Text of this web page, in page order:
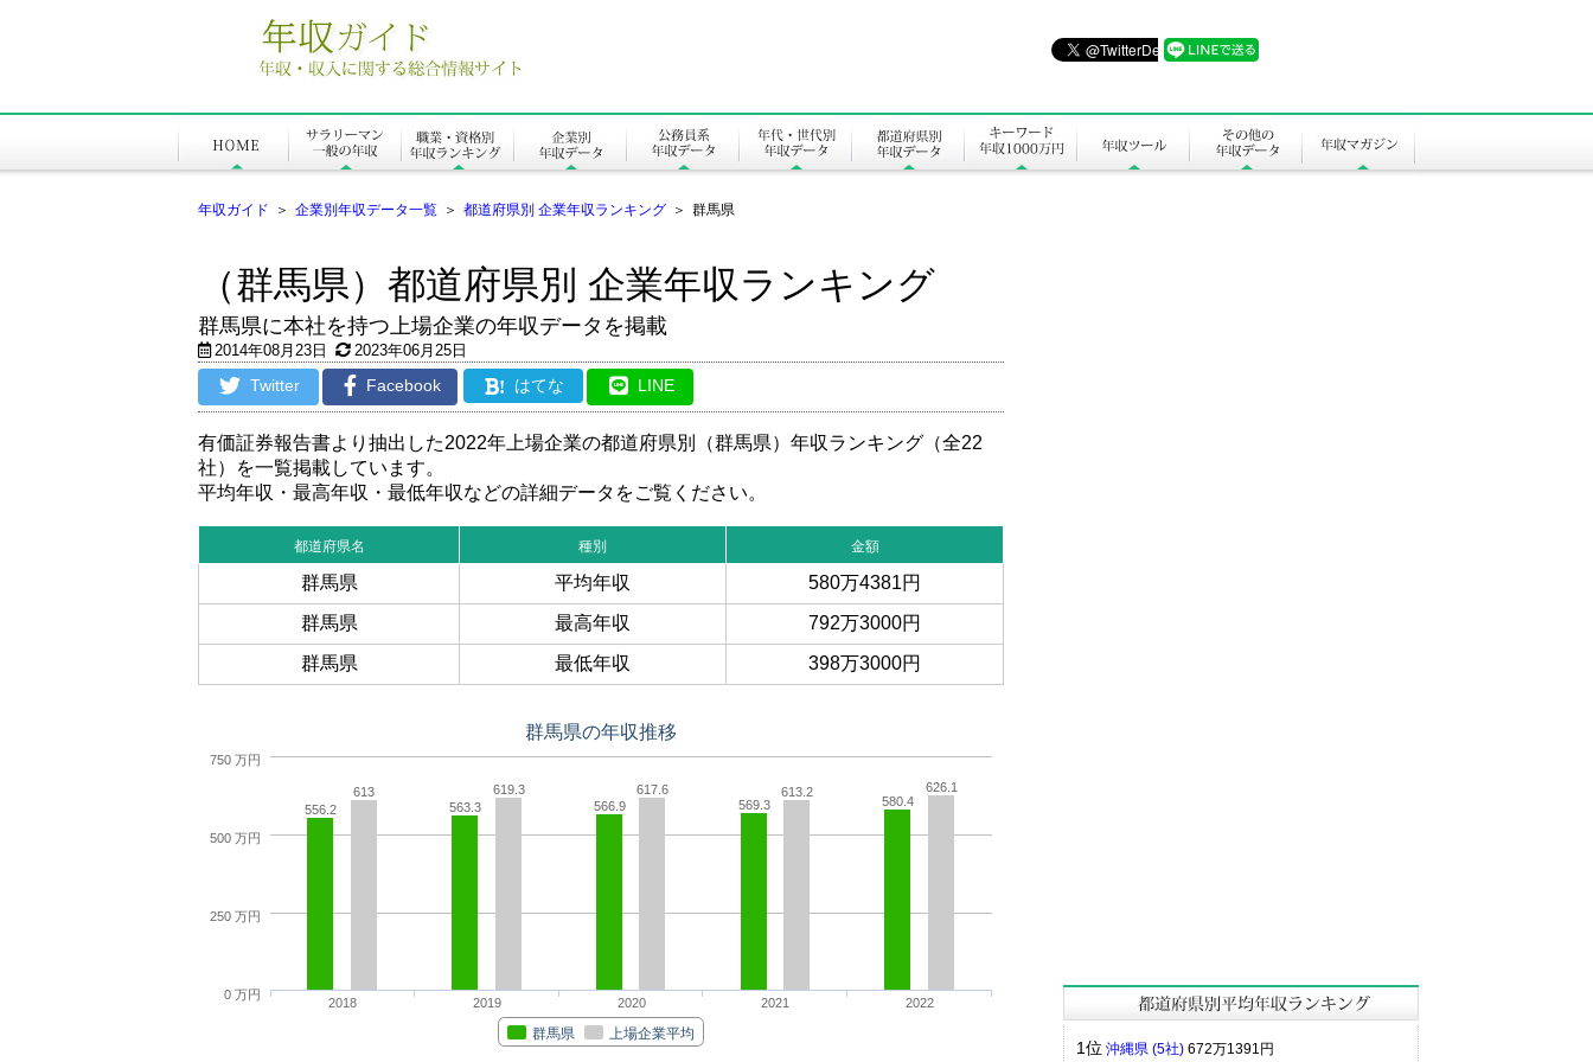
年収ガイド ＞ 企業別年収データ一覧 ＞ 都道府県別 企業年収ランキング ＞ 群馬県
（群馬県）都道府県別 企業年収ランキング
群馬県に本社を持つ上場企業の年収データを掲載
2014年08月23日 2023年06月25日
Twitter Facebook ! はてな LINE
有価証券報告書より抽出した2022年上場企業の都道府県別（群馬県）年収ランキング（全22
社）を一覧掲載しています。
平均年収・最高年収・最低年収などの詳細データをご覧ください。
都道府県名 種別 金額
群馬県 平均年収
580万4381円
群馬県
最高年収
792万3000円
群馬県
最低年収 398万3000円
群馬県の年収推移
556.2 563.3 566.9 569.3 580.4
613 619.3 617.6 613.2 626.1
群馬県 上場企業平均
2018 2019 2020 2021 2022
0 万円
250 万円
500 万円
750 万円
1位 沖縄県 (5社) 672万1391円